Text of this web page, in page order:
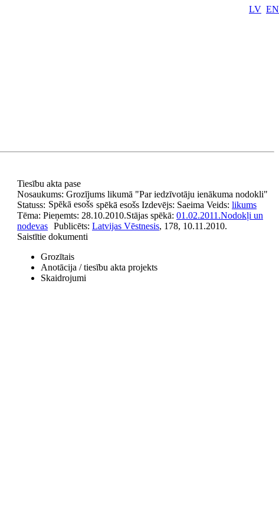
LV EN
Tiesību akta pase
Nosaukums: Grozījums likumā "Par iedzīvotāju ienākuma nodokli"
Statuss: Spēkā esošs spēkā esošs Izdevējs: Saeima Veids: likums
Pieņemts: 28.10.2010.Stājas spēkā: 01.02.2011.
Tēma:
Nodokļi un
nodevas Publicēts: Latvijas Vēstnesis, 178, 10.11.2010.
Saistītie dokumenti
Grozītais
Anotācija / tiesību akta projekts
Skaidrojumi